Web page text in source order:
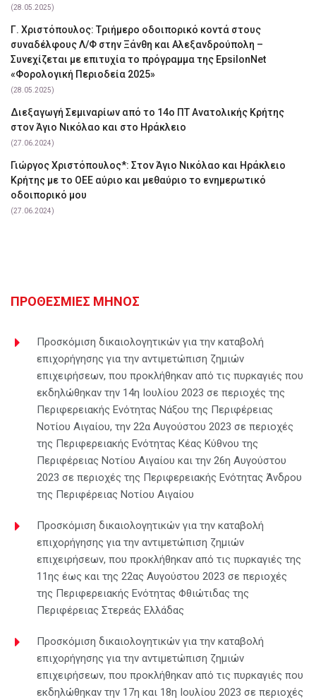
(28.05.2025)
Γ. Χριστόπουλος: Tριήμερο οδοιπορικό κοντά στους
συναδέλφους Λ/Φ στην Ξάνθη και Αλεξανδρούπολη –
Συνεχίζεται με επιτυχία το πρόγραμμα της EpsilonNet
«Φορολογική Περιοδεία 2025»
(28.05.2025)
Διεξαγωγή Σεμιναρίων από το 14ο ΠΤ Ανατολικής Κρήτης
στον Άγιο Νικόλαο και στο Ηράκλειο
(27.06.2024)
Γιώργος Χριστόπουλος*: Στον Άγιο Νικόλαο και Ηράκλειο
Κρήτης με το ΟΕΕ αύριο και μεθαύριο το ενημερωτικό
οδοιπορικό μου
(27.06.2024)
ΠΡΟΘΕΣΜΙΕΣ ΜΗΝΟΣ
Προσκόμιση δικαιολογητικών για την καταβολή
επιχορήγησης για την αντιμετώπιση ζημιών
επιχειρήσεων, που προκλήθηκαν από τις πυρκαγιές που
εκδηλώθηκαν την 14η Ιουλίου 2023 σε περιοχές της
Περιφερειακής Ενότητας Νάξου της Περιφέρειας
Νοτίου Αιγαίου, την 22α Αυγούστου 2023 σε περιοχές
της Περιφερειακής Ενότητας Κέας Κύθνου της
Περιφέρειας Νοτίου Αιγαίου και την 26η Αυγούστου
2023 σε περιοχές της Περιφερειακής Ενότητας Άνδρου
της Περιφέρειας Νοτίου Αιγαίου
Προσκόμιση δικαιολογητικών για την καταβολή
επιχορήγησης για την αντιμετώπιση ζημιών
επιχειρήσεων, που προκλήθηκαν από τις πυρκαγιές της
11ης έως και της 22ας Αυγούστου 2023 σε περιοχές
της Περιφερειακής Ενότητας Φθιώτιδας της
Περιφέρειας Στερεάς Ελλάδας
Προσκόμιση δικαιολογητικών για την καταβολή
επιχορήγησης για την αντιμετώπιση ζημιών
επιχειρήσεων, που προκλήθηκαν από τις πυρκαγιές που
εκδηλώθηκαν την 17η και 18η Ιουλίου 2023 σε περιοχές